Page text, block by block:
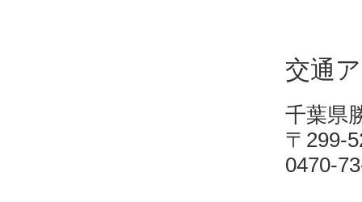
交通
千葉県
〒299-
0470-